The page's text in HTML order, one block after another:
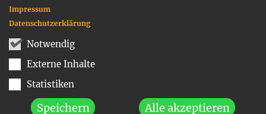
Notwendig
Externe Inhalte
Statistiken
Speichern Alle akzeptieren
Impressum
Datenschutzerklärung